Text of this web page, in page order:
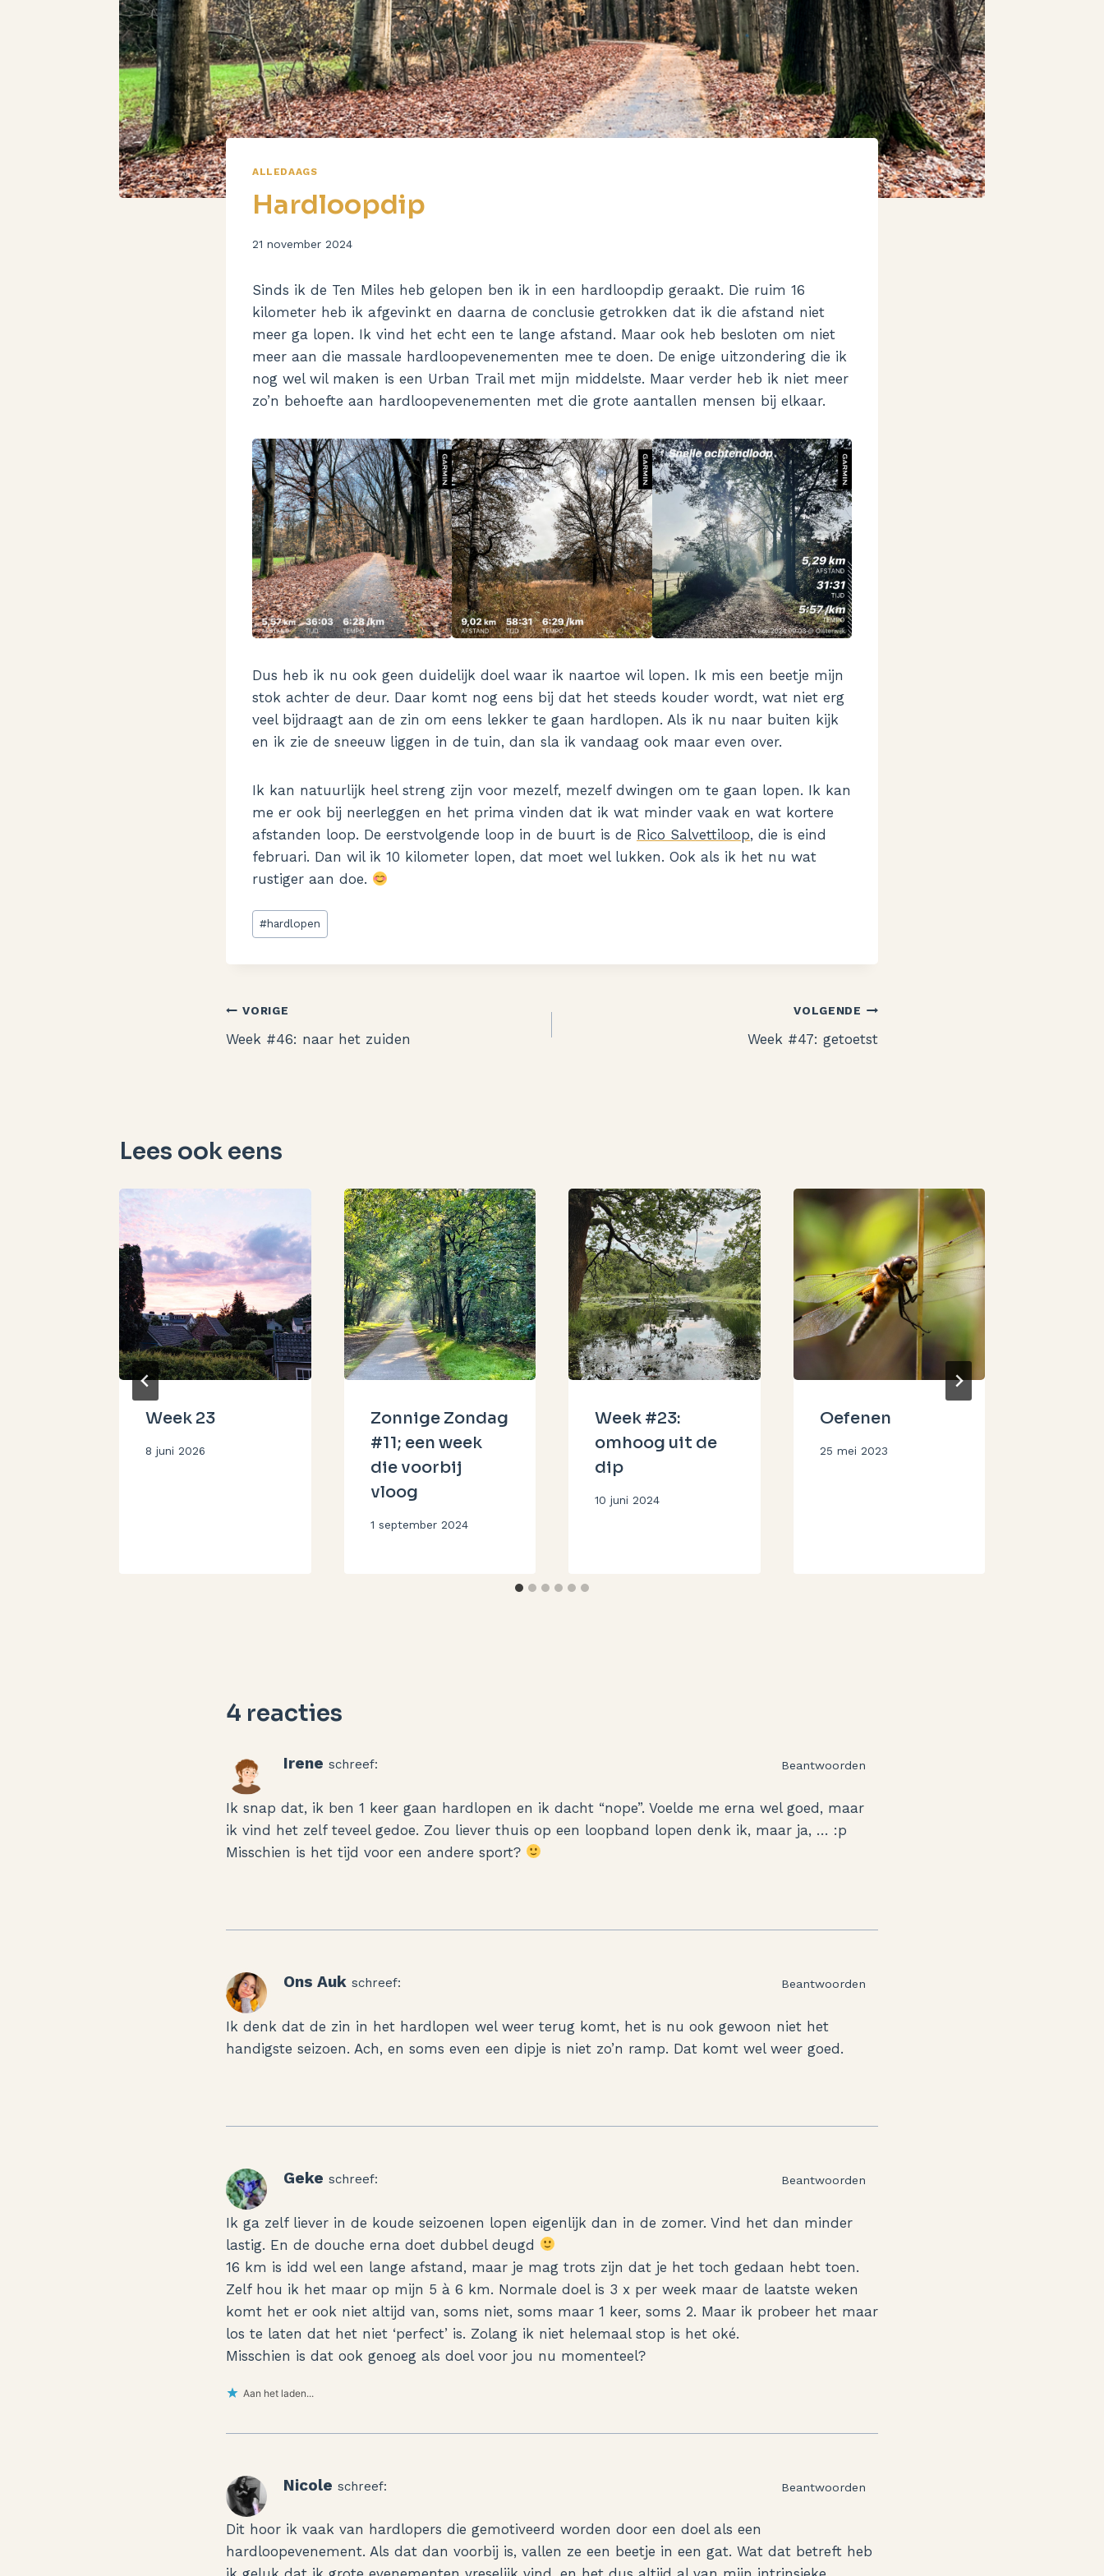
ALLEDAAGS
Hardloopdip
Door
21 november 2024
Sinds ik de Ten Miles heb gelopen ben ik in een hardloopdip geraakt. Die ruim 16
kilometer heb ik afgevinkt en daarna de conclusie getrokken dat ik die afstand niet
meer ga lopen. Ik vind het echt een te lange afstand. Maar ook heb besloten om niet
meer aan die massale hardloopevenementen mee te doen. De enige uitzondering die ik
nog wel wil maken is een Urban Trail met mijn middelste. Maar verder heb ik niet meer
zo’n behoefte aan hardloopevenementen met die grote aantallen mensen bij elkaar.
Dus heb ik nu ook geen duidelijk doel waar ik naartoe wil lopen. Ik mis een beetje mijn
stok achter de deur. Daar komt nog eens bij dat het steeds kouder wordt, wat niet erg
veel bijdraagt aan de zin om eens lekker te gaan hardlopen. Als ik nu naar buiten kijk
en ik zie de sneeuw liggen in de tuin, dan sla ik vandaag ook maar even over.
Ik kan natuurlijk heel streng zijn voor mezelf, mezelf dwingen om te gaan lopen. Ik kan
me er ook bij neerleggen en het prima vinden dat ik wat minder vaak en wat kortere
afstanden loop. De eerstvolgende loop in de buurt is de Rico Salvettiloop, die is eind
februari. Dan wil ik 10 kilometer lopen, dat moet wel lukken. Ook als ik het nu wat
rustiger aan doe.
Bericht
tags:
#hardlopen
Bericht
navigatie
VORIGE
Week #46: naar het zuiden
VOLGENDE
Week #47: getoetst
Lees ook eens
Week 23
Door
8 juni 2026
Zonnige Zondag
#11; een week
die voorbij
vloog
Door
1 september 2024
Week #23:
omhoog uit de
dip
Door
10 juni 2024
Oefenen
Door
25 mei 2023
4 reacties
Irene schreef:
Ik snap dat, ik ben 1 keer gaan hardlopen en ik dacht “nope”. Voelde me erna wel goed, maar
ik vind het zelf teveel gedoe. Zou liever thuis op een loopband lopen denk ik, maar ja, … :p
Misschien is het tijd voor een andere sport?
Beantwoorden
Ons Auk schreef:
Ik denk dat de zin in het hardlopen wel weer terug komt, het is nu ook gewoon niet het
handigste seizoen. Ach, en soms even een dipje is niet zo’n ramp. Dat komt wel weer goed.
Beantwoorden
Geke schreef:
Ik ga zelf liever in de koude seizoenen lopen eigenlijk dan in de zomer. Vind het dan minder
lastig. En de douche erna doet dubbel deugd
16 km is idd wel een lange afstand, maar je mag trots zijn dat je het toch gedaan hebt toen.
Zelf hou ik het maar op mijn 5 à 6 km. Normale doel is 3 x per week maar de laatste weken
komt het er ook niet altijd van, soms niet, soms maar 1 keer, soms 2. Maar ik probeer het maar
los te laten dat het niet ‘perfect’ is. Zolang ik niet helemaal stop is het oké.
Misschien is dat ook genoeg als doel voor jou nu momenteel?
Aan het laden...
Beantwoorden
Nicole schreef:
Dit hoor ik vaak van hardlopers die gemotiveerd worden door een doel als een
hardloopevenement. Als dat dan voorbij is, vallen ze een beetje in een gat. Wat dat betreft heb
Beantwoorden